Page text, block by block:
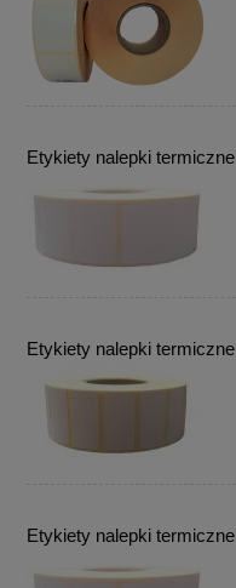
Etykiety nalepki
Etykiety nalepki
Etykiety nalepki